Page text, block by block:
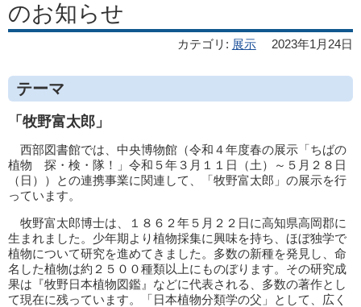
のお知らせ
カテゴリ : 展示 2023年1月24日
テーマ
「牧野富太郎」
西部図書館では、中央博物館（令和４年度春の展示「ちばの
植物 探・検・隊！」令和５年３月１１日（土）～５月２８日
（日））との連携事業に関連して、「牧野富太郎」の展示を行
っています。
牧野富太郎博士は、１８６２年５月２２日に高知県高岡郡に
生まれました。少年期より植物採集に興味を持ち、ほぼ独学で
植物について研究を進めてきました。多数の新種を発見し、命
名した植物は約２５００種類以上にものぼります。その研究成
果は『牧野日本植物図鑑』などに代表される、多数の著作とし
て現在に残っています。「日本植物分類学の父」として、広く